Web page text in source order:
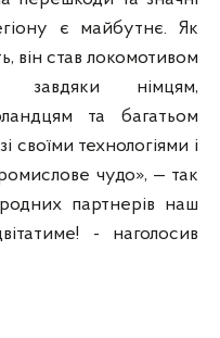
є майбутнє. Як
він став локомотивом
завдяки німцям,
та багатьом
своїми технологіями і
чудо», — так
партнерів наш
- наголосив